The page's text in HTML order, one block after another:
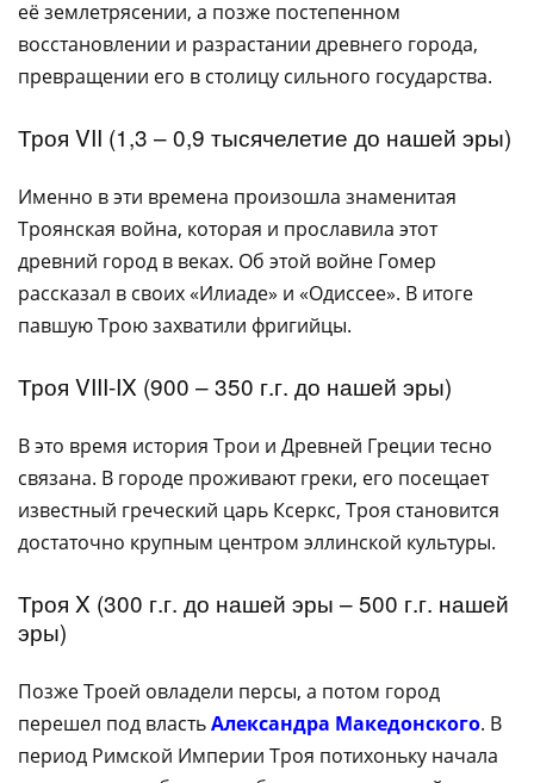
её землетрясении, а позже постепенном
восстановлении и разрастании древнего города,
превращении его в столицу сильного государства.
Троя VII (1,3 – 0,9 тысячелетие до нашей эры)
Именно в эти времена произошла знаменитая
Троянская война, которая и прославила этот
древний город в веках. Об этой войне Гомер
рассказал в своих «Илиаде» и «Одиссее». В итоге
павшую Трою захватили фригийцы.
Троя VIII-IX (900 – 350 г.г. до нашей эры)
В это время история Трои и Древней Греции тесно
связана. В городе проживают греки, его посещает
известный греческий царь Ксеркс, Троя становится
достаточно крупным центром эллинской культуры.
Троя X (300 г.г. до нашей эры – 500 г.г. нашей
эры)
Позже Троей овладели персы, а потом город
перешел под властьАлександра Македонского. В
период Римской Империи Троя потихоньку начала